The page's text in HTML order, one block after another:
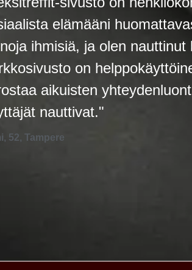
elämääni
ihmisiä, ja olen
on
aikuisten
nauttivat."
52, Tampere